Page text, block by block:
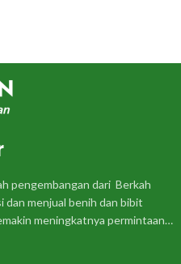
pengembangan dari Berkah
dan menjual benih dan bibit
meningkatnya permintaan…